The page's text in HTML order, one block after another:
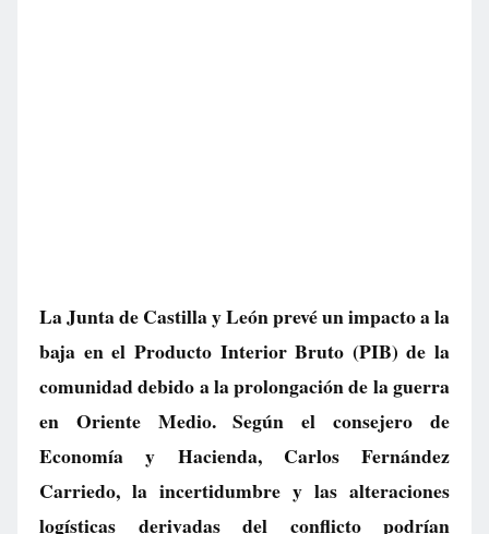
La Junta de Castilla y León prevé un impacto a la
baja en el Producto Interior Bruto (PIB) de la
comunidad debido a la prolongación de la guerra
en Oriente Medio. Según el consejero de
Economía y Hacienda, Carlos Fernández
Carriedo, la incertidumbre y las alteraciones
logísticas derivadas del conflicto podrían